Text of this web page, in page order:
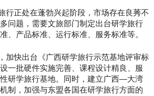
行正处在蓬勃兴起阶段，市场存在良莠不
问题，需要文旅部门制定出台研学旅行
、产品标准、运行标准、服务标准等。
加快出台《广西研学旅行示范基地评审标
一批硬件实施完善、课程设计精良、服
研学旅行基地。同时，建立广西—大湾
制，加强与东盟各国在研学旅行方面的